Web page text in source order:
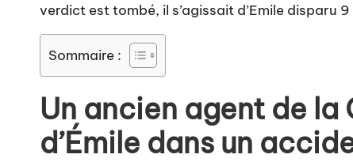
verdict est tombé, il s’agissait d’Emile disparu
Sommaire :
Un ancien agent de la
d’Émile dans un